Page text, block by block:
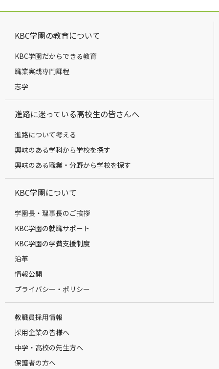
KBC学園の教育について
KBC学園だからできる教育
職業実践専門課程
志学
進路に迷っている高校生の皆さんへ
進路について考える
興味のある学科から学校を探す
興味のある職業・分野から学校を探す
KBC学園について
学園長・理事長のご挨拶
KBC学園の就職サポート
KBC学園の学費支援制度
沿革
情報公開
プライバシー・ポリシー
教職員採用情報
採用企業の皆様へ
中学・高校の先生方へ
保護者の方へ